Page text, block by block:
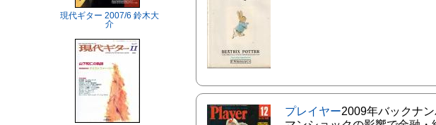
現代ギター 2007/6 鈴木大
介
プレイヤー2009年バックナ